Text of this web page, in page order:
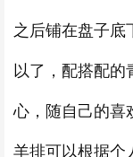
之后铺在盘子底
以了，配搭配的
心，随自己的喜
羊排可以根据个